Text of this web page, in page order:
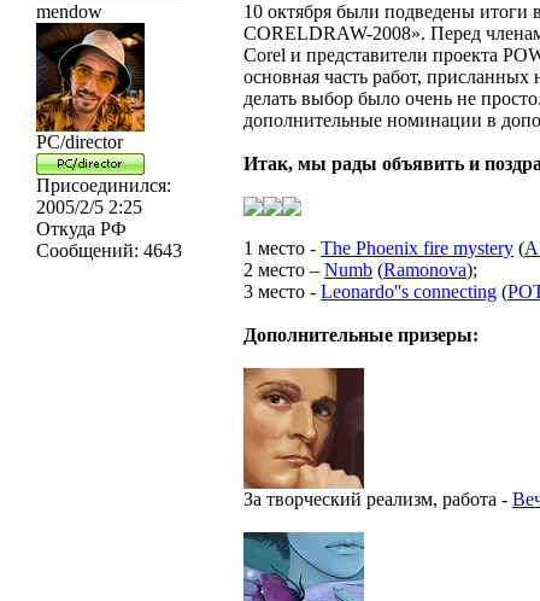
mendow
PC/director
Присоединился:
2005/2/5 2:25
Откуда РФ
Сообщений: 4643
10 октября были подведены итоги
CORELDRAW-2008». Перед
Corel и представители проекта
основная часть работ,
делать выбор было очень не
дополнительные номинации в
Итак, мы рады объявить и
1 место - The Phoenix fire mystery (
2 место – Numb (Ramonova);
3 место - Leonardo''s connecting (
Дополнительные призеры:
За творческий реализм, работа -